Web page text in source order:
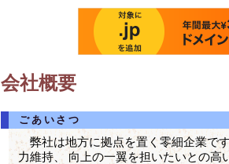
会社概要
ごあいさつ
弊社は地方に拠点を置く零細企業で
力維持、 向上の一翼を担いたいとの高